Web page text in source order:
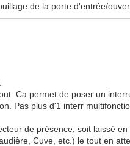
de la porte d'entrée/
Ca permet de poser un
Pas plus d'1 interr
de présence, soit laissé
Cuve, etc.) le tout en